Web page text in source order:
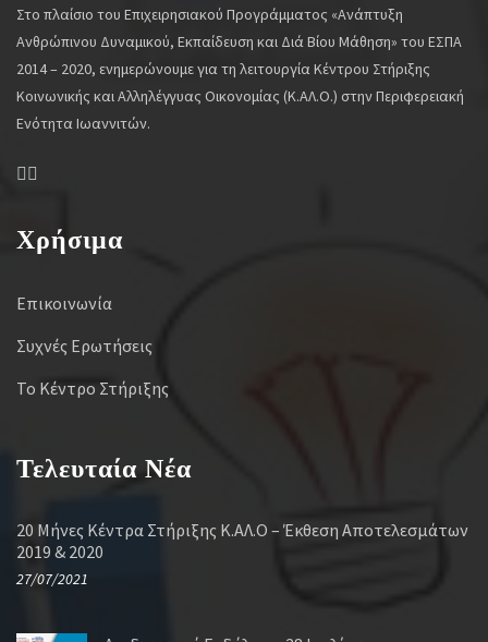
Στο πλαίσιο του Επιχειρησιακού Προγράμματος «Ανάπτυξη
Ανθρώπινου Δυναμικού, Εκπαίδευση και Διά Βίου Μάθηση» του ΕΣΠΑ
2014 – 2020, ενημερώνουμε για τη λειτουργία Κέντρου Στήριξης
Κοινωνικής και Αλληλέγγυας Οικονομίας (Κ.ΑΛ.Ο.) στην Περιφερειακή
Ενότητα Ιωαννιτών.
Χρήσιμα
Επικοινωνία
Συχνές Ερωτήσεις
Το Κέντρο Στήριξης
Τελευταία Νέα
20 Μήνες Κέντρα Στήριξης Κ.ΑΛ.Ο – Έκθεση Αποτελεσμάτων
2019 & 2020
27/07/2021